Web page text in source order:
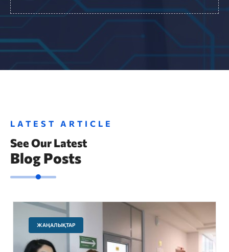
LATEST ARTICLE
See Our Latest
Blog Posts
ЖАҢАЛЫҚТАР